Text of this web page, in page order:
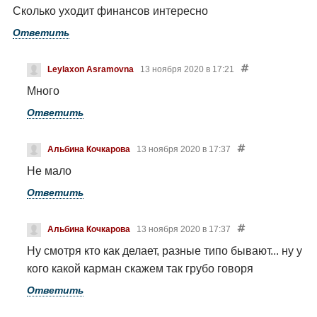
происходит, когда то впервые.
живите, вас никто не трогает,
Сколько уходит финансов интересно
Ответить
Leylaxon Asramovna 13 ноября 2020 в 17:21
Много
Ответить
Альбина Кочкарова 13 ноября 2020 в 17:37
Не мало
Ответить
Альбина Кочкарова 13 ноября 2020 в 17:37
Ну смотря кто как делает, разные типо бывают... ну у
кого какой карман скажем так грубо говоря
Ответить